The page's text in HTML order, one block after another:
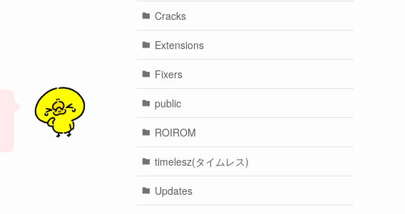
Cracks
Extensions
Fixers
public
ROIROM
timelesz(タイムレス)
Updates